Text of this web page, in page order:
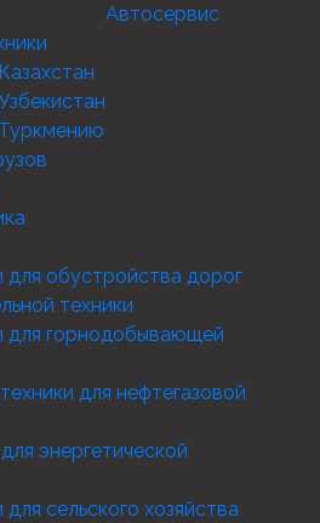
Автосервис
для обустройства дорог
техники
для горнодобывающей
для нефтегазовой
энергетической
сельского хозяйства